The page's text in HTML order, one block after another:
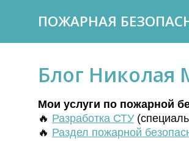
ПОЖАРНАЯ
Блог Николая
Мои услуги по пожарной
🔥 Разработка СТУ (
🔥 Раздел пожарной